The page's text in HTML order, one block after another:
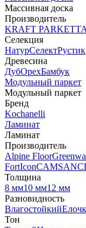
Массивная доска
Производитель
KRAFT PARKETT
Селекция
НатурСелектРустик
Древесина
ДубОрехБамбук
Модульный паркет
Модульный паркет
Бренд
Kochanelli
Ламинат
Ламинат
Производитель
Alpine Floor
FortIconCAMSAN
Толщина
8 мм10 мм12 мм
Разновидность
Влагостойкий
Тон